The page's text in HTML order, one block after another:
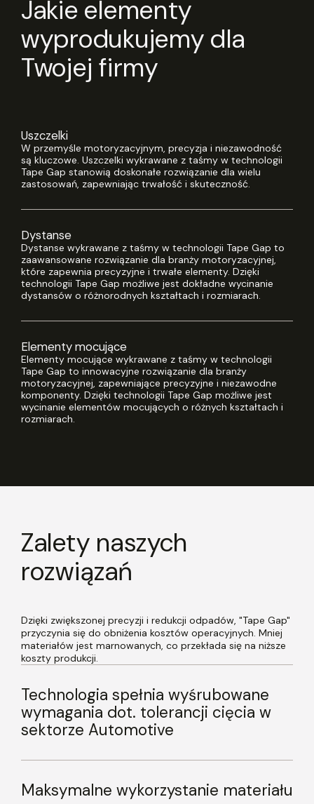
Jakie elementy
wyprodukujemy dla
Twojej firmy
Uszczelki
W przemyśle motoryzacyjnym, precyzja i niezawodność
są kluczowe. Uszczelki wykrawane z taśmy w technologii
Tape Gap stanowią doskonałe rozwiązanie dla wielu
zastosowań, zapewniając trwałość i skuteczność.
Dystanse
Dystanse wykrawane z taśmy w technologii Tape Gap to
zaawansowane rozwiązanie dla branży motoryzacyjnej,
które zapewnia precyzyjne i trwałe elementy. Dzięki
technologii Tape Gap możliwe jest dokładne wycinanie
dystansów o różnorodnych kształtach i rozmiarach.
Elementy mocujące
Elementy mocujące wykrawane z taśmy w technologii
Tape Gap to innowacyjne rozwiązanie dla branży
motoryzacyjnej, zapewniające precyzyjne i niezawodne
komponenty. Dzięki technologii Tape Gap możliwe jest
wycinanie elementów mocujących o różnych kształtach i
rozmiarach.
Zalety naszych
rozwiązań
Dzięki zwiększonej precyzji i redukcji odpadów, "Tape Gap"
przyczynia się do obniżenia kosztów operacyjnych. Mniej
materiałów jest marnowanych, co przekłada się na niższe
koszty produkcji.
Technologia spełnia wyśrubowane
wymagania dot. tolerancji cięcia w
sektorze Automotive
Maksymalne wykorzystanie materiału